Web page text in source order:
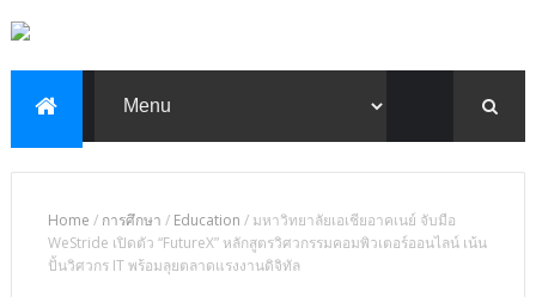
Home / การศึกษา / Education / มหาวิทยาลัยเอเชียอาคเนย์ จับมือ
WeStride เปิดตัว “FutureX” หลักสูตรวิศวกรรมคอมพิวเตอร์ออนไลน์ เน้น
ปั้นวิศวกร IT พร้อมลุยตลาดแรงงานดิจิทัล